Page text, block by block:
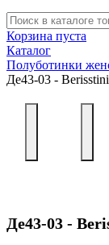
Корзина пуста
Каталог
Полуботинки
Де43-03 -
Де43-03 -